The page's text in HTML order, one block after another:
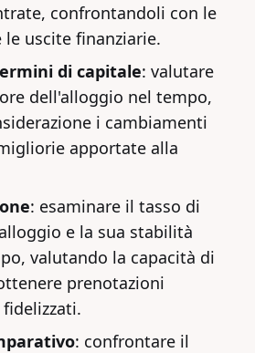
confrontandoli con le
le uscite finanziarie.
di capitale: valutare
dell'alloggio nel tempo,
i cambiamenti
apportate alla
: esaminare il tasso di
e la sua stabilità
valutando la capacità di
prenotazioni
: confrontare il